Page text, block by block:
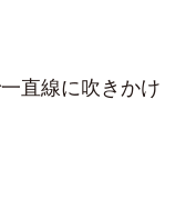
直線に吹きかけ